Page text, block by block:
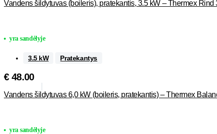
Vandens šildytuvas (boileris), pratekantis, 3.5 kW – Thermex Rind
yra sandėlyje
3.5 kW Pratekantys
€48.00
Vandens šildytuvas 6,0 kW (boileris, pratekantis) – Thermex
yra sandėlyje